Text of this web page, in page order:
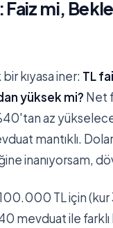
Faiz mi,
kıyasa iner: TL
yüksek mi? Net
az
mantıklı.
inanıyorsam,
TL için
mevduat ile farklı